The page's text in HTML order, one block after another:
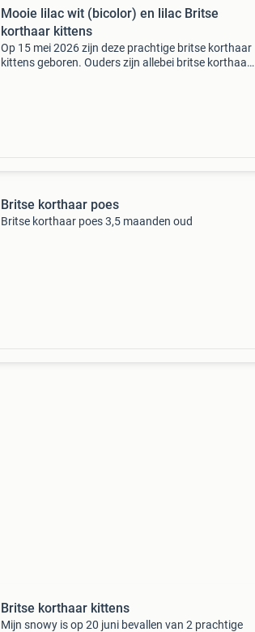
Mooie lilac wit (bicolor) en lilac Britse
korthaar kittens
Op 15 mei 2026 zijn deze prachtige britse korthaar
kittens geboren. Ouders zijn allebei britse korthaar
Britse korthaar poes
Britse korthaar poes 3,5 maanden oud
Britse korthaar kittens
Mijn snowy is op 20 juni bevallen van 2 prachtige